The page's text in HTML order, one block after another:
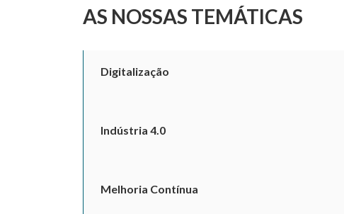
AS NOSSAS TEMÁTICAS
Digitalização
Indústria 4.0
Melhoria Contínua